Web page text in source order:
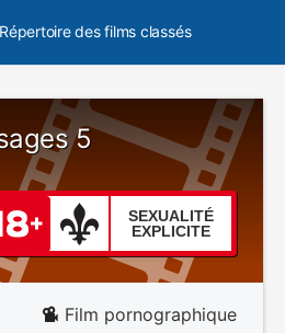
Répertoire des films classés
5
SEXUALITÉ
EXPLICITE
Film pornographique